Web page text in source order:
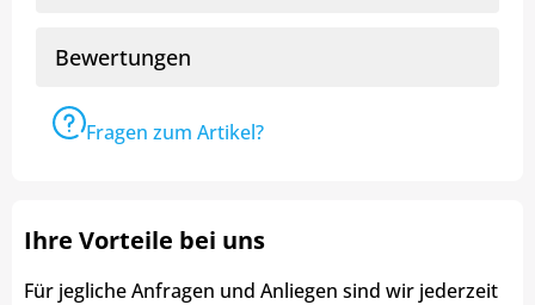
Bewertungen
Fragen zum Artikel?
Ihre Vorteile bei uns
Für jegliche Anfragen und Anliegen sind wir jederzeit